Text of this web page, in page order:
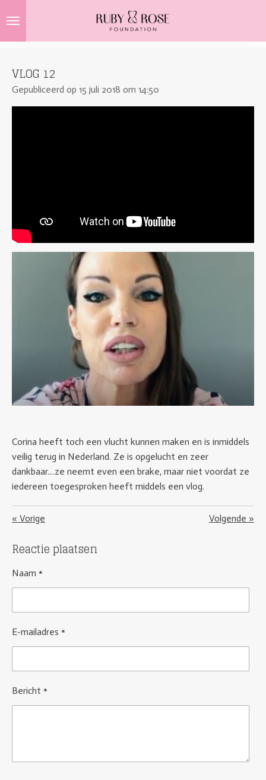
direct
naar
hoofdinhoud
VLOG 12
Gepubliceerd op 15 juli 2018 om 14:50
Corina heeft toch een vlucht kunnen maken en is inmiddels
veilig terug in Nederland. Ze is opgelucht en zeer
dankbaar....ze neemt even een brake, maar niet voordat ze
iedereen toegesproken heeft middels een vlog.
« Vorige Volgende »
Reactie plaatsen
Naam *
E-mailadres *
Bericht *